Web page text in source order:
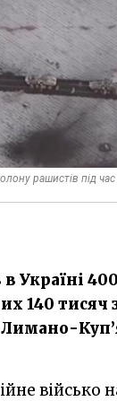
рашистів під
Україні
140 тисяч
Лимано-